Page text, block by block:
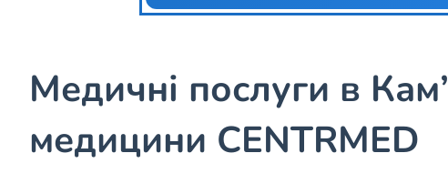
Медичні послуги в
медицини CENTRMED